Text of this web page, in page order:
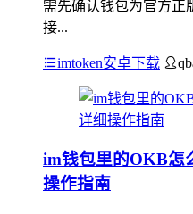
需先确认钱包为官方正
接...
imtoken安卓下载
im钱包里的OKB怎
操作指南